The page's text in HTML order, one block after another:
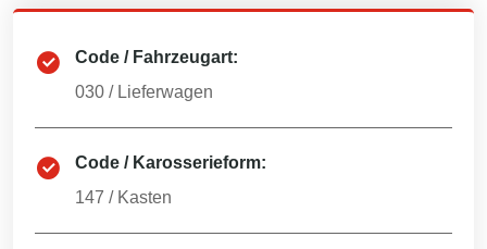
Code / Fahrzeugart:
030 / Lieferwagen
Code / Karosserieform:
147 / Kasten